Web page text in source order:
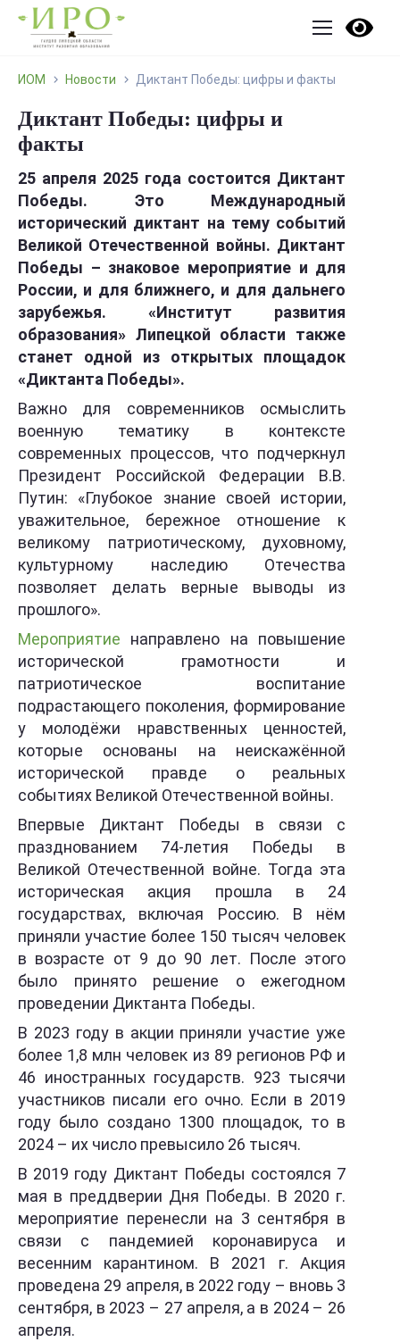
ИОМ Новости Диктант Победы: цифры и факты
Диктант Победы: цифры и
факты
25 апреля 2025 года состоится Диктант
Победы. Это Международный
исторический диктант на тему событий
Великой Отечественной войны. Диктант
Победы – знаковое мероприятие и для
России, и для ближнего, и для дальнего
зарубежья.«Институт развития
образования» Липецкой области также
станет одной из открытых площадок
«Диктанта Победы».
Важно для современников осмыслить
военную тематику в контексте
современных процессов, что подчеркнул
Президент Российской Федерации В.В.
Путин: «Глубокое знание своей истории,
уважительное, бережное отношение к
великому патриотическому, духовному,
культурному наследию Отечества
позволяет делать верные выводы из
прошлого».
Мероприятие направлено на повышение
исторической грамотности и
патриотическое воспитание
подрастающего поколения, формирование
у молодёжи нравственных ценностей,
которые основаны на неискажённой
исторической правде о реальных
событиях Великой Отечественной войны.
Впервые Диктант Победы в связи с
празднованием 74-летия Победы в
Великой Отечественной войне. Тогда эта
историческая акция прошла в 24
государствах, включая Россию. В нём
приняли участие более 150 тысяч человек
в возрасте от 9 до 90 лет. После этого
было принято решение о ежегодном
проведении Диктанта Победы.
В 2023 году в акции приняли участие уже
более 1,8 млн человек из 89 регионов РФ и
46 иностранных государств. 923 тысячи
участников писали его очно. Если в 2019
году было создано 1300 площадок, то в
2024 – их число превысило 26 тысяч.
В 2019 году Диктант Победы состоялся 7
мая в преддверии Дня Победы. В 2020 г.
мероприятие перенесли на 3 сентября в
связи с пандемией коронавируса и
весенним карантином. В 2021 г. Акция
проведена 29 апреля, в 2022 году – вновь 3
сентября, в 2023 – 27 апреля, а в 2024 – 26
апреля.